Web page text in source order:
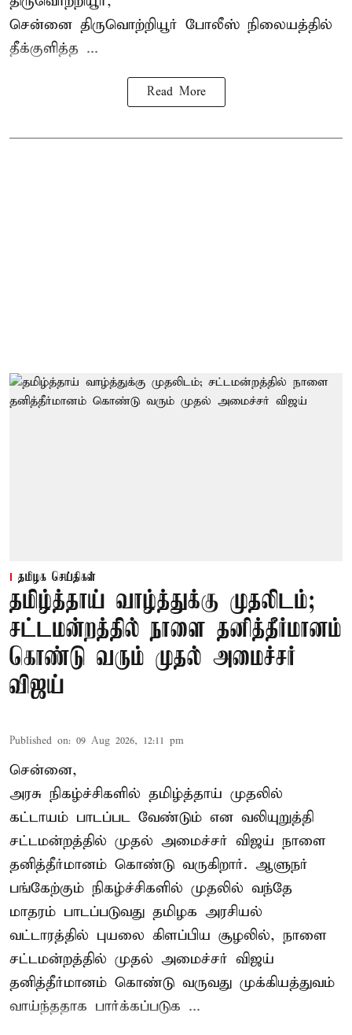
சென்னை திருவொற்றியூர் போலீஸ் நிலையத்தில்
தீக்குளித்த ...
Read More
தமிழக செய்திகள்
தமிழ்த்தாய் வாழ்த்துக்கு முதலிடம்;
சட்டமன்றத்தில் நாளை தனித்தீர்மானம்
கொண்டு வரும் முதல் அமைச்சர்
விஜய்
Published on: 09 Aug 2026, 12:11 pm
சென்னை,
அரசு நிகழ்ச்சிகளில் தமிழ்த்தாய் முதலில்
கட்டாயம் பாடப்பட வேண்டும் என வலியுறுத்தி
சட்டமன்றத்தில் முதல் அமைச்சர் விஜய் நாளை
தனித்தீர்மானம் கொண்டு வருகிறார். ஆளுநர்
பங்கேற்கும் நிகழ்ச்சிகளில் முதலில் வந்தே
மாதரம் பாடப்படுவது தமிழக அரசியல்
வட்டாரத்தில் புயலை கிளப்பிய சூழலில், நாளை
சட்டமன்றத்தில் முதல் அமைச்சர் விஜய்
தனித்தீர்மானம் கொண்டு வருவது முக்கியத்துவம்
வாய்ந்ததாக பார்க்கப்படுக ...